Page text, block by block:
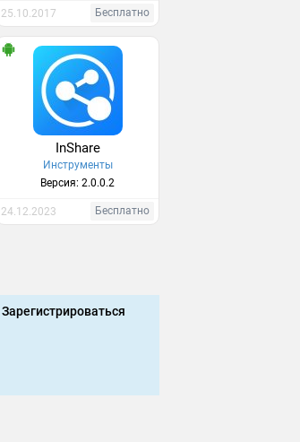
25.10.2017 Бесплатно
InShare
Инструменты
Версия: 2.0.0.2
24.12.2023 Бесплатно
Зарегистрироваться